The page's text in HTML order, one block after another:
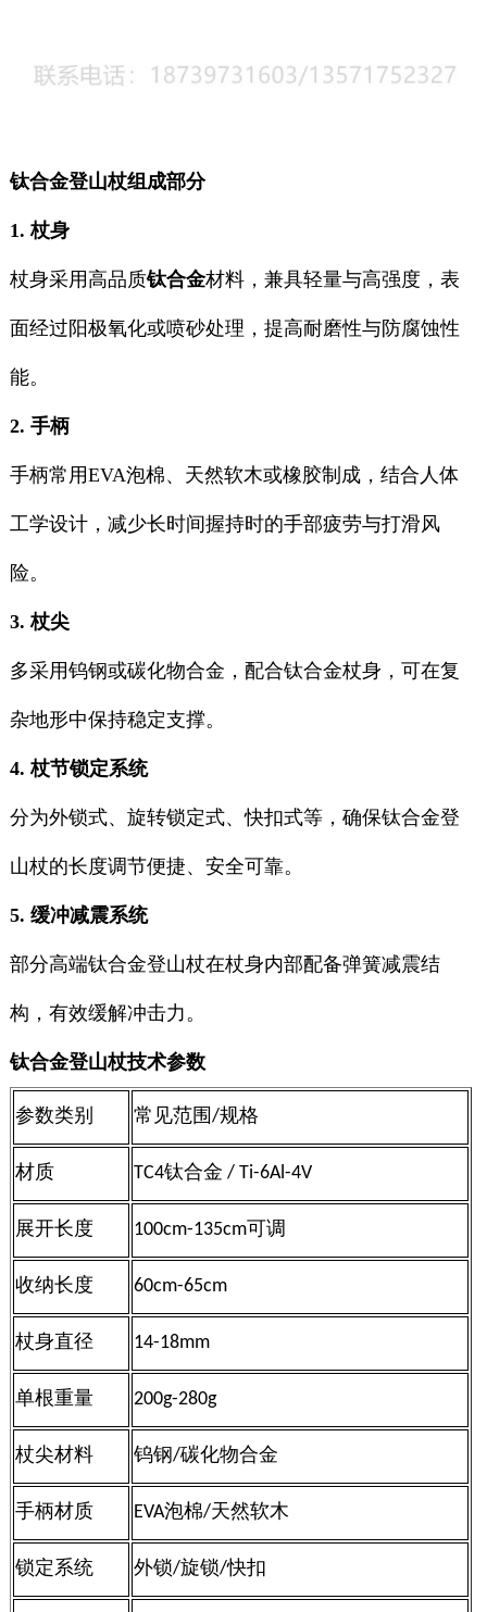
钛合金登山杖组成部分
1. 杖身
杖身采用高品质钛合金材料，兼具轻量与高强度，表
面经过阳极氧化或喷砂处理，提高耐磨性与防腐蚀性
能。
2. 手柄
手柄常用EVA泡棉、天然软木或橡胶制成，结合人体
工学设计，减少长时间握持时的手部疲劳与打滑风
险。
3. 杖尖
多采用钨钢或碳化物合金，配合钛合金杖身，可在复
杂地形中保持稳定支撑。
4. 杖节锁定系统
分为外锁式、旋转锁定式、快扣式等，确保钛合金登
山杖的长度调节便捷、安全可靠。
5. 缓冲减震系统
部分高端钛合金登山杖在杖身内部配备弹簧减震结
构，有效缓解冲击力。
钛合金登山杖技术参数
参数类别 常见范围/规格
材质 TC4钛合金/ Ti-6Al-4V
展开长度 100cm-135cm可调
收纳长度 60cm-65cm
杖身直径 14-18mm
单根重量 200g-280g
杖尖材料 钨钢/碳化物合金
手柄材质 EVA泡棉/天然软木
锁定系统 外锁/旋锁/快扣